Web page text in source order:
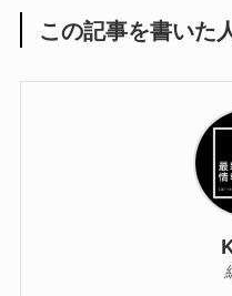
この記事を書いた